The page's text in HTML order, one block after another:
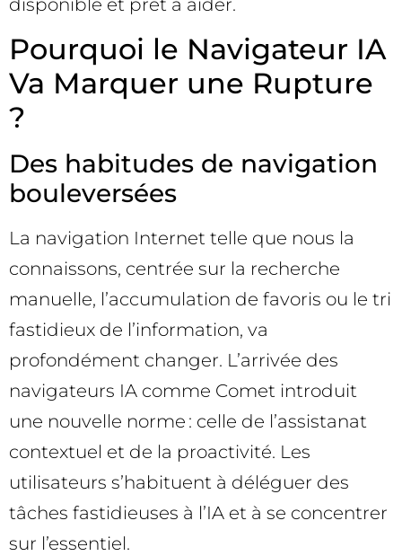
disponible et prêt à aider.
Pourquoi le Navigateur IA
Va Marquer une Rupture
?
Des habitudes de navigation
bouleversées
La navigation Internet telle que nous la
connaissons, centrée sur la recherche
manuelle, l’accumulation de favoris ou le tri
fastidieux de l’information, va
profondément changer. L’arrivée des
navigateurs IA comme Comet introduit
une nouvelle norme : celle de l’assistanat
contextuel et de la proactivité. Les
utilisateurs s’habituent à déléguer des
tâches fastidieuses à l’IA et à se concentrer
sur l’essentiel.